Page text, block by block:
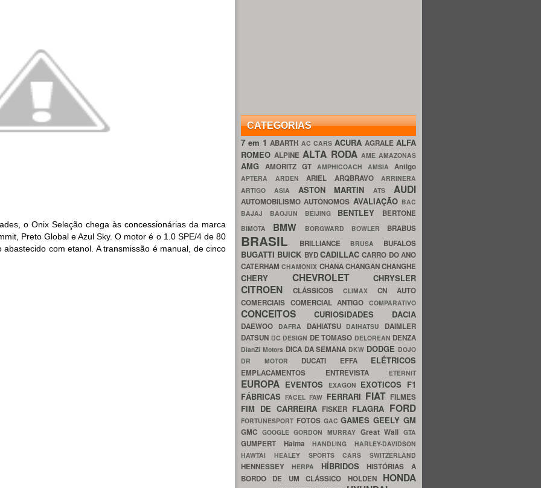
o Onix Seleção chega às concessionárias da marca
Preto Global e Azul Sky. O motor é o 1.0 SPE/4 de 80
com etanol. A transmissão é manual, de cinco
CATEGORIAS
7 em 1ABARTH AC CARS ACURA AGRALE ALFA
ROMEOALPINEALTA RODA AME AMAZONAS
AMG AMORITZ GT AMPHICOACH AMSIA Antigo
APTERA ARDEN ARIEL ARQBRAVO ARRINERA
ARTIGO ASIA ASTON MARTINATS AUDI
AUTOMOBILISMOAUTÔNOMOS AVALIAÇÃO BAC
BAJAJ BAOJUN BEIJING BENTLEY BERTONE
BIMOTA BMW BORGWARD BOWLER BRABUS
BRASIL BRILLIANCE BRUSA BUFALOS
BUGATTI BUICK BYDCADILLACCARRO DO ANO
CATERHAMCHAMONIX CHANACHANGANCHANGHE
CHERY CHEVROLET CHRYSLER
CITROEN CLÁSSICOS CLIMAX CN AUTO
COMERCIAIS COMERCIAL ANTIGOCOMPARATIVO
CONCEITOS CURIOSIDADES DACIA
DAEWOO DAFRA DAHIATSU DAIHATSU DAIMLER
DATSUN DC DESIGN DE TOMASO DELOREAN DENZA
DianZi Motors DICA DA SEMANA DKW DODGE DOJO
DR MOTOR DUCATI EFFA ELÉTRICOS
EMPLACAMENTOS ENTREVISTA ETERNIT
EUROPA EVENTOS EXAGON EXOTICOS F1
FÁBRICASFACELFAW FERRARI FIAT FILMES
FIM DE CARREIRA FISKER FLAGRA FORD
FORTUNESPORT FOTOS GACGAMESGEELYGM
GMC GOOGLEGORDON MURRAY Great WallGTA
GUMPERT HaimaHANDLINGHARLEY-DAVIDSON
HAWTAI HEALEY SPORTS CARS SWITZERLAND
HENNESSEY HERPA HÍBRIDOSHISTÓRIAS A
BORDO DE UM CLÁSSICO HOLDEN HONDA